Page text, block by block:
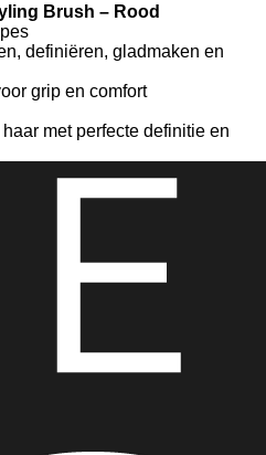
Brush – Rood
definiëren, gladmaken en
grip en comfort
met perfecte definitie en